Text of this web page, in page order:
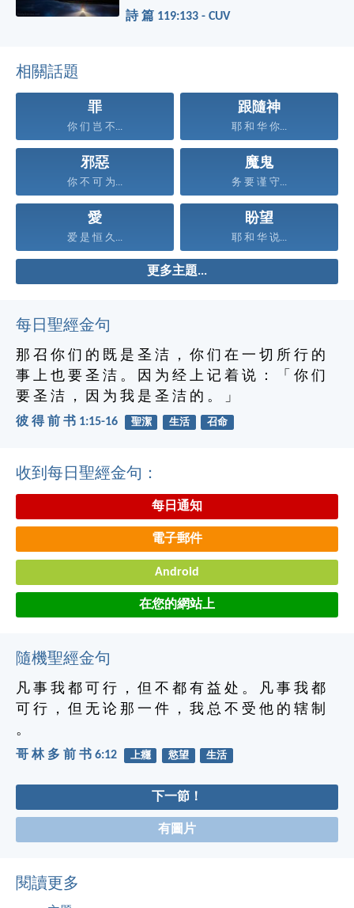
詩 篇 119:133 - CUV
相關話題
罪
你 们 岂 不...
跟隨神
耶 和 华 你...
邪惡
你 不 可 为...
魔鬼
务 要 谨 守...
愛
爱 是 恒 久...
盼望
耶 和 华 说...
更多主題...
每日聖經金句
那 召 你 们 的 既 是 圣 洁 ， 你 们 在 一 切 所 行 的
事 上 也 要 圣 洁 。 因 为 经 上 记 着 说 ： 「 你 们
要 圣 洁 ， 因 为 我 是 圣 洁 的 。 」
彼 得 前 书 1:15-16 聖潔 生活 召命
收到每日聖經金句：
每日通知
電子郵件
Android
在您的網站上
隨機聖經金句
凡 事 我 都 可 行 ， 但 不 都 有 益 处 。 凡 事 我 都
可 行 ， 但 无 论 那 一 件 ， 我 总 不 受 他 的 辖 制
。
哥 林 多 前 书 6:12 上癮 慾望 生活
下一節！
有圖片
閱讀更多